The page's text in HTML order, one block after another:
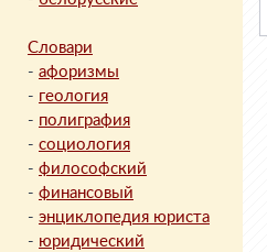
Словари
- афоризмы
- геология
- полиграфия
- социология
- философский
- финансовый
- энциклопедия юриста
- юридический